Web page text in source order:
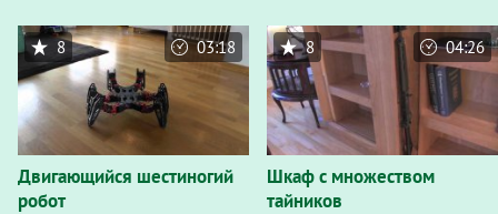
Двигающийся шестиногий
робот
8 03:18
Шкаф с множеством
тайников
8 04:26